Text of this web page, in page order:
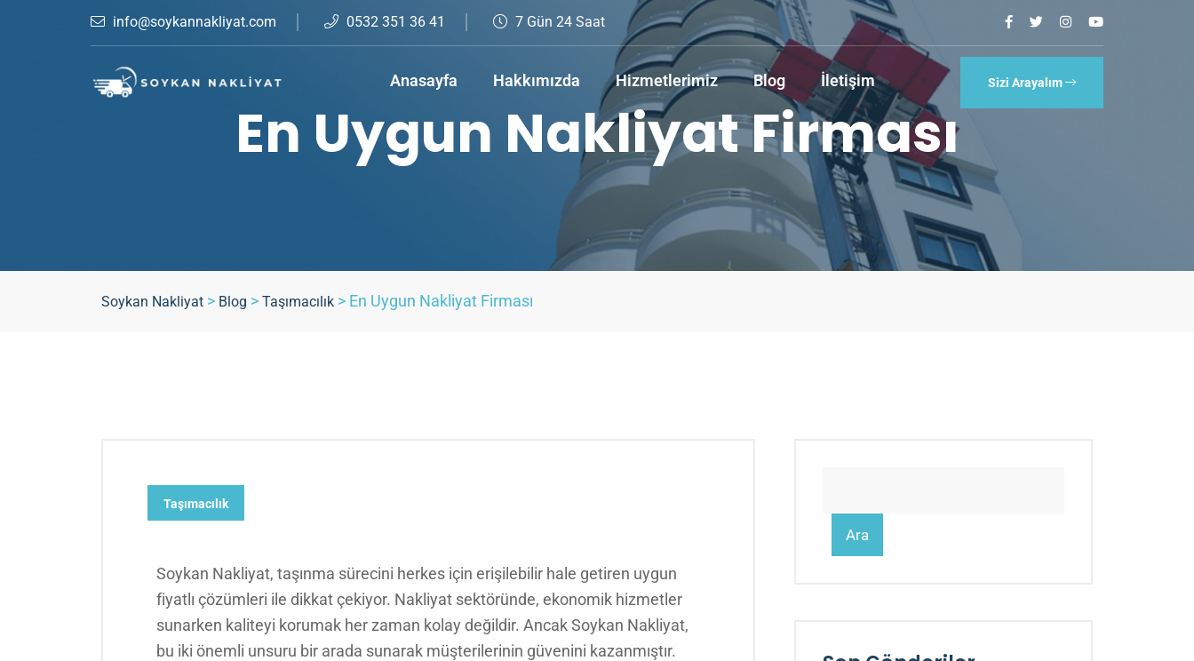
info@soykannakliyat.com 0532 351 36 41 7 Gün 24 Saat
Anasayfa Hakkımızda Hizmetlerimiz Blog İletişim Sizi Arayalım
En Uygun Nakliyat Firması
Soykan Nakliyat > Blog > Taşımacılık > En Uygun Nakliyat Firması
Taşımacılık
Soykan Nakliyat, taşınma sürecini herkes için erişilebilir hale getiren uygun
fiyatlı çözümleri ile dikkat çekiyor. Nakliyat sektöründe, ekonomik hizmetler
sunarken kaliteyi korumak her zaman kolay değildir. Ancak Soykan Nakliyat,
bu iki önemli unsuru bir arada sunarak müşterilerinin güvenini kazanmıştır.
Ara